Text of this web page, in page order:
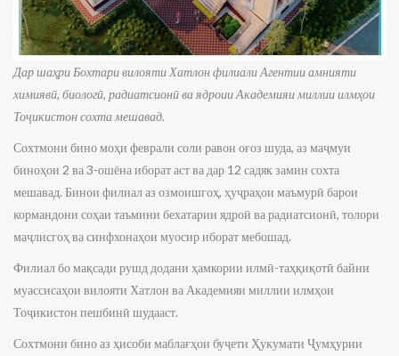
Дар шаҳри Бохтари вилояти Хатлон филиали Агентии амнияти
химиявӣ, биологӣ, радиатсионӣ ва ядроии Академияи миллии илмҳои
Тоҷикистон сохта мешавад.
Сохтмони бино моҳи феврали соли равон оғоз шуда, аз маҷмуи
биноҳои 2 ва 3-ошёна иборат аст ва дар 12 садяк замин сохта
мешавад. Бинои филиал аз озмоишгоҳ, ҳуҷраҳои маъмурӣ барои
кормандони соҳаи таъмини бехатарии ядроӣ ва радиатсионӣ, толори
маҷлисгоҳ ва синфхонаҳои муосир иборат мебошад.
Филиал бо мақсади рушд додани ҳамкории илмӣ-таҳқиқотӣ байни
муассисаҳои вилояти Хатлон ва Академияи миллии илмҳои
Тоҷикистон пешбинӣ шудааст.
Сохтмони бино аз ҳисоби маблағҳои буҷети Ҳукумати Ҷумҳурии